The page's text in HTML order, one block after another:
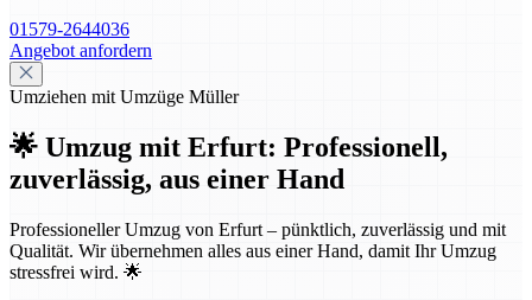
01579-2644036
Angebot anfordern
Umziehen mit Umzüge Müller
🌟 Umzug mit Erfurt: Professionell,
zuverlässig, aus einer Hand
Professioneller Umzug von Erfurt – pünktlich, zuverlässig und mit
Qualität. Wir übernehmen alles aus einer Hand, damit Ihr Umzug
stressfrei wird. 🌟